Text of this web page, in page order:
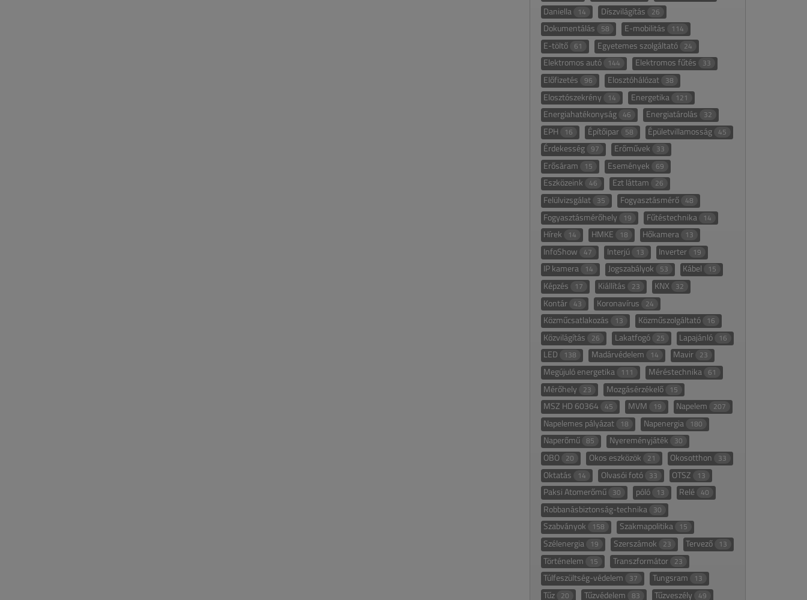
Daniella 14 Díszvilágítás 26
Dokumentálás 58 E-mobilitás 114
E-töltő 61 Egyetemes szolgáltató 24
Elektromos autó 144 Elektromos fűtés 33
Előfizetés 96 Elosztóhálózat 38
Elosztószekrény 14 Energetika 121
Energiahatékonyság 46 Energiatárolás 32
EPH 16 Építőipar 58 Épületvillamosság 45
Érdekesség 97 Erőművek 33
Erősáram 15 Események 69
Eszközeink 46 Ezt láttam 26
Felülvizsgálat 35 Fogyasztásmérő 48
Fogyasztásmérőhely 19 Fűtéstechnika 14
Hírek 14 HMKE 18 Hőkamera 13
InfoShow 47 Interjú 13 Inverter 19
IP kamera 14 Jogszabályok 53 Kábel 15
Képzés 17 Kiállítás 23 KNX 32
Kontár 43 Koronavírus 24
Közműcsatlakozás 13 Közműszolgáltató 16
Közvilágítás 26 Lakatfogó 25 Lapajánló 16
LED 138 Madárvédelem 14 Mavir 23
Megújuló energetika 111 Méréstechnika 61
Mérőhely 23 Mozgásérzékelő 15
MSZ HD 60364 45 MVM 19 Napelem 207
Napelemes pályázat 18 Napenergia 180
Naperőmű 85 Nyereményjáték 30
OBO 20 Okos eszközök 21 Okosotthon 33
Oktatás 14 Olvasói fotó 33 OTSZ 13
Paksi Atomerőmű 30 póló 13 Relé 40
Robbanásbiztonság-technika 30
Szabványok 158 Szakmapolitika 15
Szélenergia 19 Szerszámok 23 Tervező 13
Történelem 15 Transzformátor 23
Túlfeszültség-védelem 37 Tungsram 13
Tűz 20 Tűzvédelem 83 Tűzveszély 49